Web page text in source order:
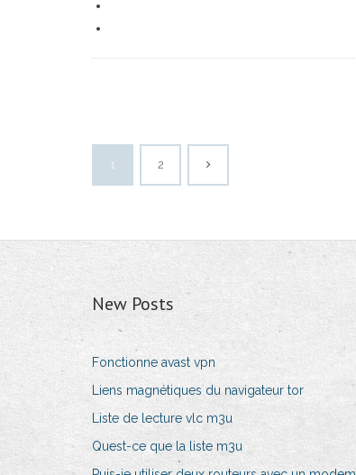
1 2
New Posts
Fonctionne avast vpn
Liens magnétiques du navigateur tor
Liste de lecture vlc m3u
Quest-ce que la liste m3u